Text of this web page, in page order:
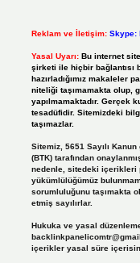
Reklam ve İletişim: Skype:
Yasal Uyarı: Bu internet
şirketi ile hiçbir bağlantısı
hazırladığımız makaleler
niteliği taşımamakta olup,
yapılmamaktadır. Gerçek
tesadüfidir. Sitemizdeki
taşımazlar.
Sitemiz, 5651 Sayılı
(BTK) tarafından
nedenle, sitedeki içerikleri
yükümlülüğümüz
sorumluluğunu taşımakta
etmiş sayılırlar.
Hukuka ve yasal
içerikler yasal süre